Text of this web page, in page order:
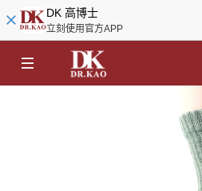
DK 高博士
立刻使用官方APP